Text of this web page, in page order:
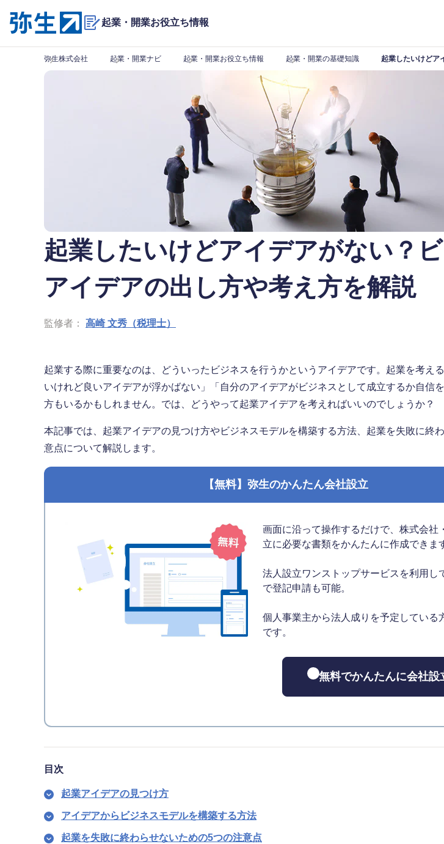
起業・開業お役立ち情報
弥生株式会社 起業・開業ナビ 起業・開業お役立ち情報 起業・開業の基礎知識 起業したいけどア
起業したいけどアイデアがない？
アイデアの出し方や考え方を解説
監修者： 高崎 文秀（税理士）
起業する際に重要なのは、どういったビジネスを行うかというアイデアです。起業を考え
いけれど良いアイデアが浮かばない」「自分のアイデアがビジネスとして成立するか自信
方もいるかもしれません。では、どうやって起業アイデアを考えればいいのでしょうか？
本記事では、起業アイデアの見つけ方やビジネスモデルを構築する方法、起業を失敗に終
意点について解説します。
【無料】弥生のかんたん会社設立
画面に沿って操作するだけで、株式会社
立に必要な書類をかんたんに作成できま
法人設立ワンストップサービスを利用し
で登記申請も可能。
個人事業主から法人成りを予定している
です。
無料でかんたんに会社設
目次
起業アイデアの見つけ方
アイデアからビジネスモデルを構築する方法
起業を失敗に終わらせないための5つの注意点